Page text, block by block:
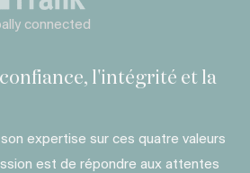
connected
l'intégrité et la
expertise sur ces quatre valeurs
est de répondre aux attentes